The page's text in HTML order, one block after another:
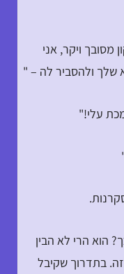
ויקר, אני
שלך ולהסביר לה – "
עלי!"
הוא הרי לא הבין
בתדרוך שקיבל